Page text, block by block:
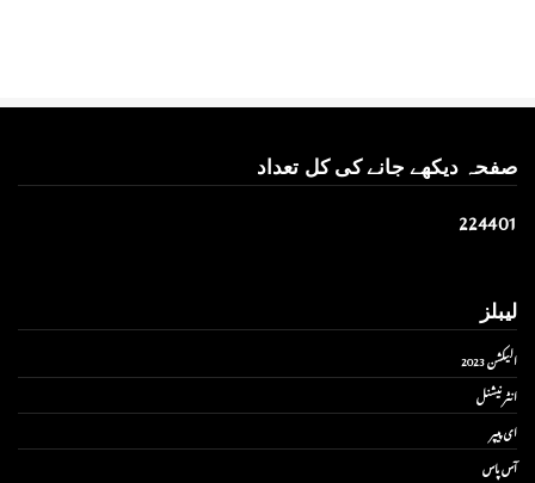
صفحہ دیکھے جانے کی کل تعداد
224401
لیبلز
الیکشن 2023
انٹر نیشنل
ای پیپر
آس پاس